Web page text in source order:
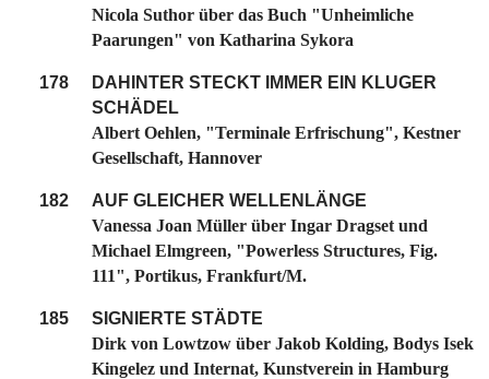
Nicola Suthor über das Buch "Unheimliche
Paarungen" von Katharina Sykora
178
DAHINTER STECKT IMMER EIN KLUGER
SCHÄDEL
Albert Oehlen, "Terminale Erfrischung", Kestner
Gesellschaft, Hannover
182
AUF GLEICHER WELLENLÄNGE
Vanessa Joan Müller über Ingar Dragset und
Michael Elmgreen, "Powerless Structures, Fig.
111", Portikus, Frankfurt/M.
185
SIGNIERTE STÄDTE
Dirk von Lowtzow über Jakob Kolding, Bodys Isek
Kingelez und Internat, Kunstverein in Hamburg